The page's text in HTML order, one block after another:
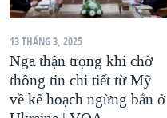
13 THÁNG 3, 2025
Nga thận trọng khi chờ
thông tin chi tiết từ Mỹ
về kế hoạch ngừng bắn ở